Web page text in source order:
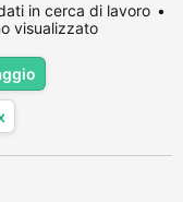
in cerca di lavoro
visualizzato